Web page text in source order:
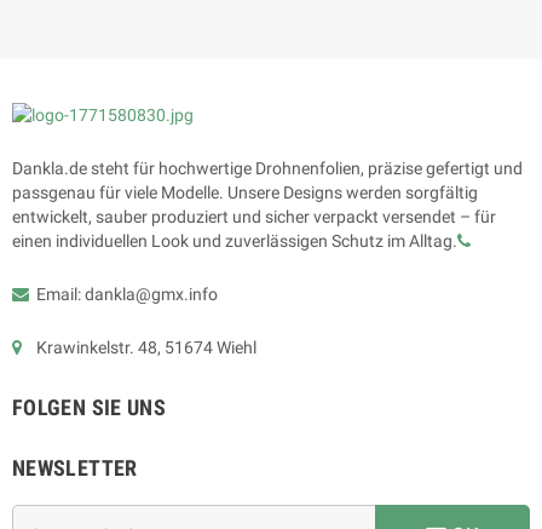
Dankla.de steht für hochwertige Drohnenfolien, präzise gefertigt und
passgenau für viele Modelle. Unsere Designs werden sorgfältig
entwickelt, sauber produziert und sicher verpackt versendet – für
einen individuellen Look und zuverlässigen Schutz im Alltag.
Email: dankla@gmx.info
Krawinkelstr. 48, 51674 Wiehl
FOLGEN SIE UNS
NEWSLETTER